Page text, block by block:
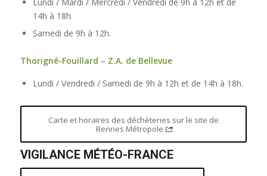
Lundi / Mardi / Mercredi / Vendredi de 9h à 12h et de
14h à 18h.
Samedi de 9h à 12h.
Thorigné-Fouillard – Z.A. de Bellevue
Lundi / Vendredi / Samedi de 9h à 12h et de 14h à 18h.
Carte et horaires des déchèteries sur le site de
Rennes Métropole
VIGILANCE MÉTÉO-FRANCE